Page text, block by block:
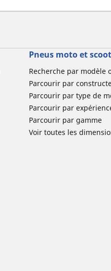
Pneus moto et
Recherche par modèle
Parcourir par
Parcourir par type de
Parcourir par
Parcourir par gamme
Voir toutes les